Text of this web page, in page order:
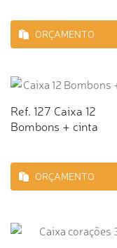
ORÇAMENTO
Ref. 127 Caixa 12
Bombons + cinta
ORÇAMENTO